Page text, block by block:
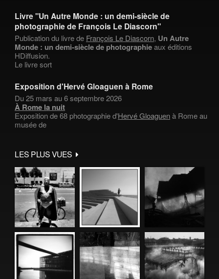
Livre "Un Autre Monde : un demi-siècle de
photographie de François Le Diascorn"
Publication du livre de François Le Diascorn, Un Autre
Monde : un demi-siècle de photographieaux éditions
HDiffusion.
Le livre sort
Exposition d'Hervé Gloaguen à Rome
Du 25 mars au 6 septembre 2026
À Rome la nuit
Exposition de 68 photographie d'Hervé Gloaguenà Rome au
musée de
LES PLUS VUES